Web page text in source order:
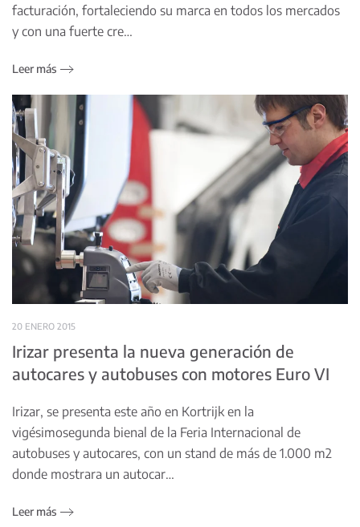
facturación, fortaleciendo su marca en todos los mercados
y con una fuerte cre…
Leer más
20 ENERO 2015
Irizar presenta la nueva generación de
autocares y autobuses con motores Euro VI
Irizar, se presenta este año en Kortrijk en la
vigésimosegunda bienal de la Feria Internacional de
autobuses y autocares, con un stand de más de 1.000 m2
donde mostrara un autocar…
Leer más